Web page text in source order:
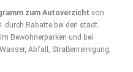
zum Autoverzicht von
durch Rabatte bei den städt.
Bewohnerparken und bei
Abfall, Straßenreinigung,